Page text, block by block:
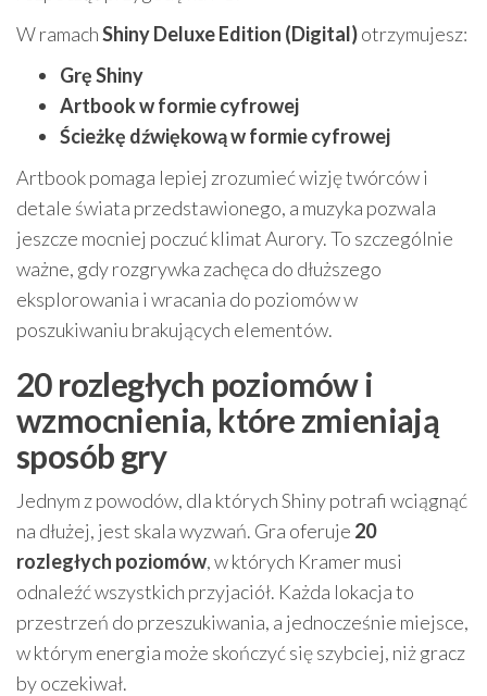
W ramachShiny Deluxe Edition (Digital)otrzymujesz:
Grę Shiny
Artbook w formie cyfrowej
Ścieżkę dźwiękową w formie cyfrowej
Artbook pomaga lepiej zrozumieć wizję twórców i
detale świata przedstawionego, a muzyka pozwala
jeszcze mocniej poczuć klimat Aurory. To szczególnie
ważne, gdy rozgrywka zachęca do dłuższego
eksplorowania i wracania do poziomów w
poszukiwaniu brakujących elementów.
20 rozległych poziomów i
wzmocnienia, które zmieniają
sposób gry
Jednym z powodów, dla których Shiny potrafi wciągnąć
na dłużej, jest skala wyzwań. Gra oferuje 20
rozległych poziomów, w których Kramer musi
odnaleźć wszystkich przyjaciół. Każda lokacja to
przestrzeń do przeszukiwania, a jednocześnie miejsce,
w którym energia może skończyć się szybciej, niż gracz
by oczekiwał.